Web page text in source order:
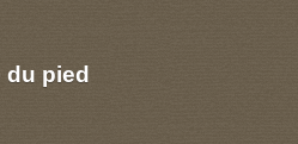
du pied